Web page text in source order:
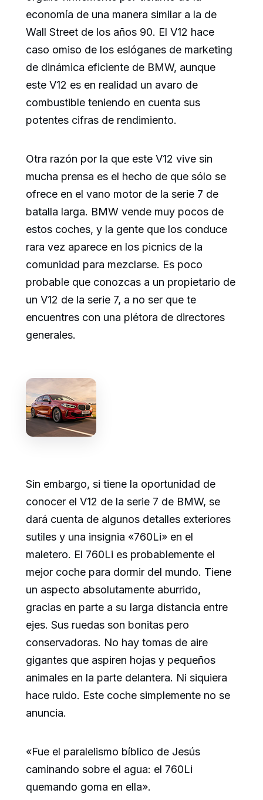
economía de una manera similar a la de
Wall Street de los años 90. El V12 hace
caso omiso de los eslóganes de marketing
de dinámica eficiente de BMW, aunque
este V12 es en realidad un avaro de
combustible teniendo en cuenta sus
potentes cifras de rendimiento.
Otra razón por la que este V12 vive sin
mucha prensa es el hecho de que sólo se
ofrece en el vano motor de la serie 7 de
batalla larga. BMW vende muy pocos de
estos coches, y la gente que los conduce
rara vez aparece en los picnics de la
comunidad para mezclarse. Es poco
probable que conozcas a un propietario de
un V12 de la serie 7, a no ser que te
encuentres con una plétora de directores
generales.
Sin embargo, si tiene la oportunidad de
conocer el V12 de la serie 7 de BMW, se
dará cuenta de algunos detalles exteriores
sutiles y una insignia «760Li» en el
maletero. El 760Li es probablemente el
mejor coche para dormir del mundo. Tiene
un aspecto absolutamente aburrido,
gracias en parte a su larga distancia entre
ejes. Sus ruedas son bonitas pero
conservadoras. No hay tomas de aire
gigantes que aspiren hojas y pequeños
animales en la parte delantera. Ni siquiera
hace ruido. Este coche simplemente no se
anuncia.
«Fue el paralelismo bíblico de Jesús
caminando sobre el agua: el 760Li
quemando goma en ella».